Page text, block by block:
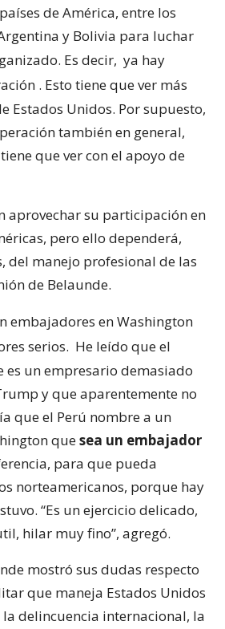
de América, entre los
y Bolivia para luchar
Es decir, ya hay
. Esto tiene que ver más
Estados Unidos. Por supuesto,
también en general,
que ver con el apoyo de
aprovechar su participación en
pero ello dependerá,
del manejo profesional de las
de Belaunde.
embajadores en Washington
serios. He leído que el
es un empresario demasiado
y que aparentemente no
que el Perú nombre a un
quesea un embajador
para que pueda
norteamericanos, porque hay
“Es un ejercicio delicado,
hilar muy fino”, agregó.
mostró sus dudas respecto
que maneja Estados Unidos
delincuencia internacional, la